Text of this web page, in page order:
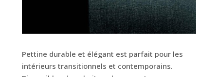
Pettine durable et élégant est parfait pour les
intérieurs transitionnels et contemporains.